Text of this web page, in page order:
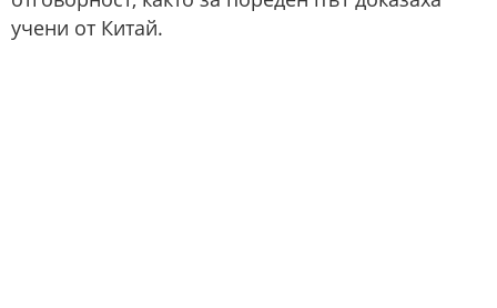
учени от Китай.